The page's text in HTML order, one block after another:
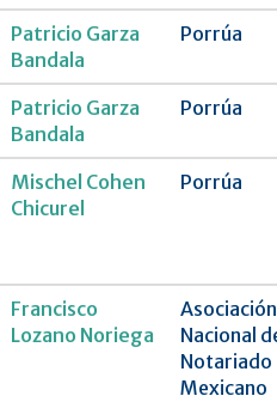
Patricio Garza
Bandala
Porrúa
Patricio Garza
Bandala
Porrúa
Mischel Cohen
Chicurel
Porrúa
Francisco
Lozano Noriega
Asociación
Nacional
Notariado
Mexicano